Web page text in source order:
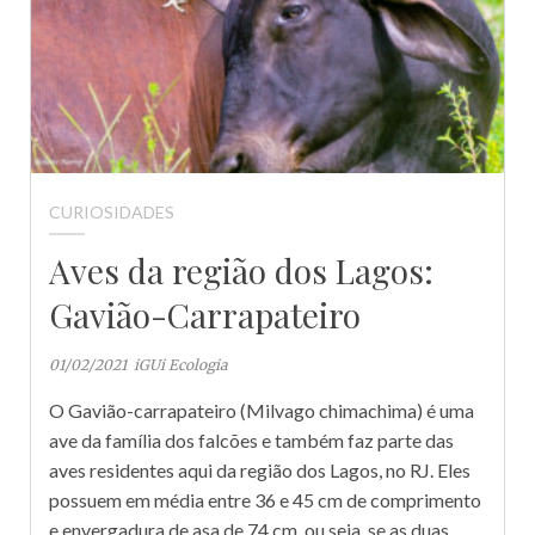
CURIOSIDADES
Aves da região dos Lagos:
Gavião-Carrapateiro
01/02/2021 iGUi Ecologia
O Gavião-carrapateiro (Milvago chimachima) é uma
ave da família dos falcões e também faz parte das
aves residentes aqui da região dos Lagos, no RJ. Eles
possuem em média entre 36 e 45 cm de comprimento
e envergadura de asa de 74 cm, ou seja, se as duas